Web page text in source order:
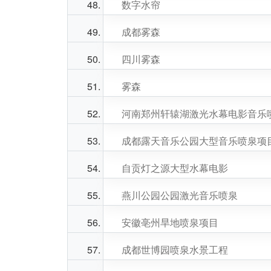
数字水帘
成都雾森
四川雾森
雾森
河南郑州轩辕湖激光水幕电影音乐
成都露天音乐公园大型音乐喷泉项
自贡灯之源大型水幕电影
燕川公园公园激光音乐喷泉
安徽亳州旱地喷泉项目
成都世博园喷泉水景工程